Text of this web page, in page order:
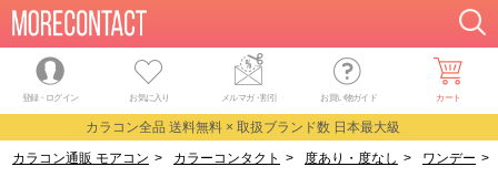
登録・ログイン お気に入り メルマガ・割引 お買い物ガイド カート
カラコン全品 送料無料 × 取扱ブランド数 日本最大級
カラコン通販 モアコン > カラーコンタクト > 度あり・度なし > ワンデー >